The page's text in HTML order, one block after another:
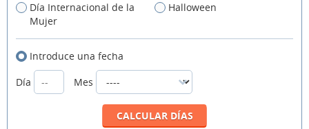
Día Internacional de la
Mujer
Halloween
Introduce una fecha
Día
Mes